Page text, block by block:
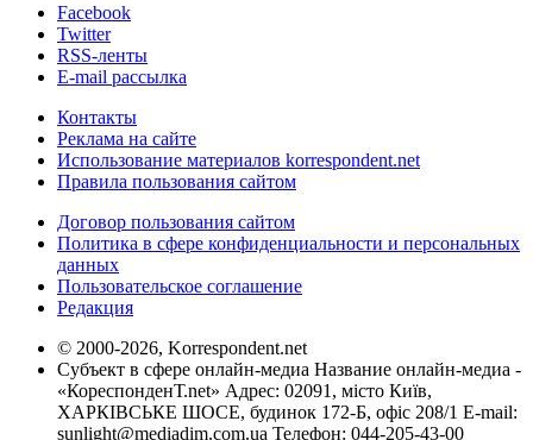
Facebook
Twitter
RSS-ленты
E-mail рассылка
Контакты
Реклама на сайте
Использование материалов korrespondent.net
Правила пользования сайтом
Договор пользования сайтом
Политика в сфере конфиденциальности и персональных
данных
Пользовательское соглашение
Редакция
© 2000-2026, Korrespondent.net
Субъект в сфере онлайн-медиа Название онлайн-медиа -
«КореспонденТ.net» Адрес: 02091, місто Київ,
ХАРКІВСЬКЕ ШОСЕ, будинок 172-Б, офіс 208/1 E-mail:
sunlight@mediadim.com.ua Телефон: 044-205-43-00